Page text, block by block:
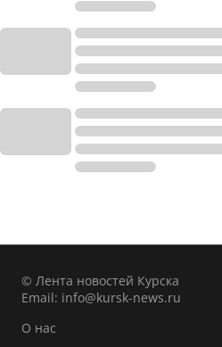
© Лента новостей Курска
Email: info@kursk-news.ru
О нас